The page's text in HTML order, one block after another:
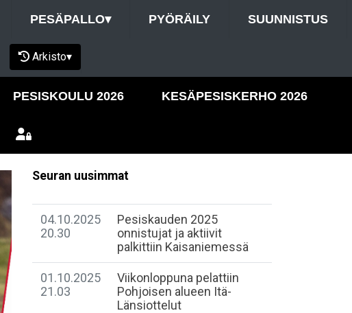
PESÄPALLO▾ PYÖRÄILY SUUNNISTUS
Arkisto▾
PESISKOULU 2026 KESÄPESISKERHO 2026
Seuran uusimmat
04.10.2025
20.30
Pesiskauden 2025
onnistujat ja aktiivit
palkittiin Kaisaniemessä
01.10.2025
21.03
Viikonloppuna pelattiin
Pohjoisen alueen Itä-
Länsiottelut